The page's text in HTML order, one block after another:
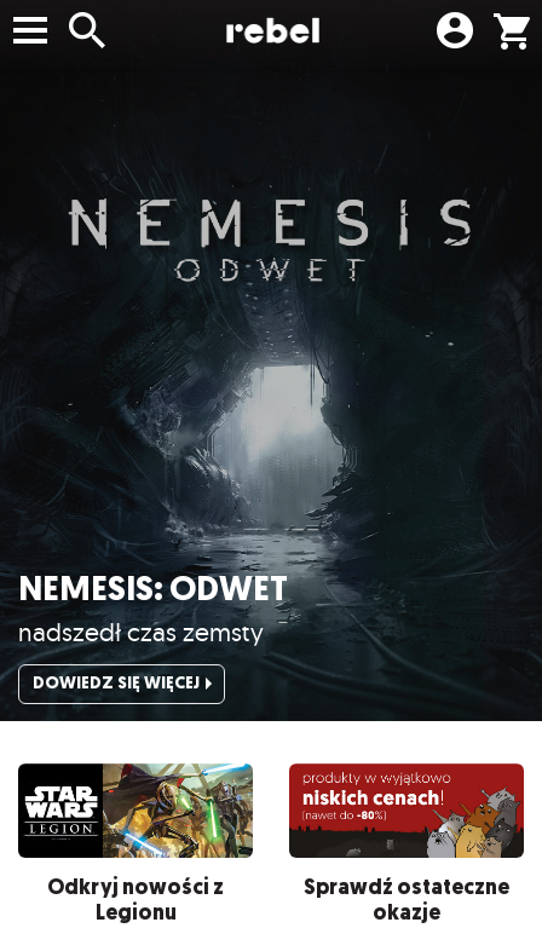
NEMESIS: ODWET
nadszedł czas zemsty
DOWIEDZ SIĘ WIĘCEJ
Odkryj nowości z
Legionu
Sprawdź ostateczne
okazje